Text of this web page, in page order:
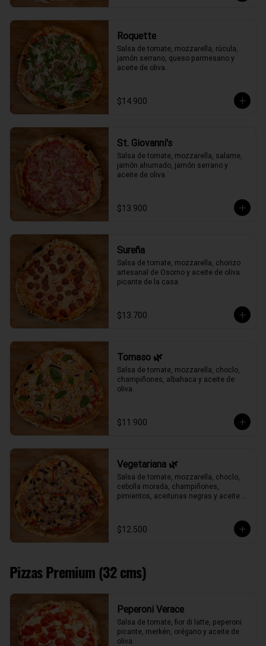
Roquette
Salsa de tomate, mozzarella, rúcula,
jamón serrano, queso parmesano y
aceite de oliva.
$14.900
St. Giovanni's
Salsa de tomate, mozzarella, salame,
jamón ahumado, jamón serrano y
aceite de oliva.
$13.900
Sureña
Salsa de tomate, mozzarella, chorizo
artesanal de Osorno y aceite de oliva
picante de la casa.
$13.700
Tomaso 🌿
Salsa de tomate, mozzarella, choclo,
champiñones, albahaca y aceite de
oliva.
$11.900
Vegetariana 🌿
Salsa de tomate, mozzarella, choclo,
cebolla morada, champiñones,
pimientos, aceitunas negras y aceite
$12.500
Pizzas Premium (32 cms)
Peperoni Verace
Salsa de tomate, fior di latte, peperoni
picante, merkén, orégano y aceite de
oliva.